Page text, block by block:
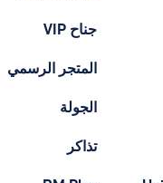
المتجر الرسمي